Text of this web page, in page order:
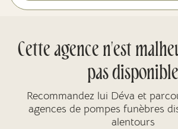
Cette agence n'est
pas disponible
Recommandez lui Déva et
agences de pompes funèbres
alentours